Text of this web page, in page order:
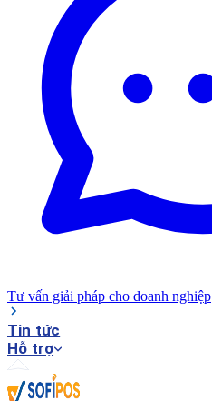
Tư vấn giải pháp cho doanh nghiệp
Tin tức
Hỗ trợ